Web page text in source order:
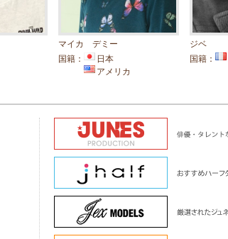
マイカ デミー
国籍：
日本
アメリカ
ジベ
国籍：